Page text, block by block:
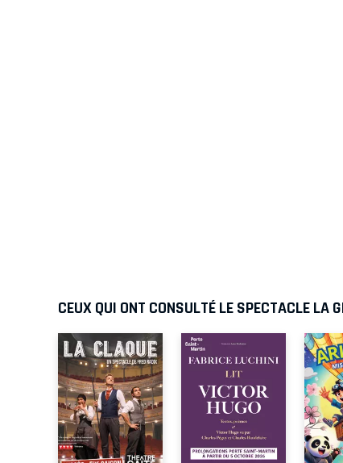
CEUX QUI ONT CONSULTÉ LE SPECTACLE LA